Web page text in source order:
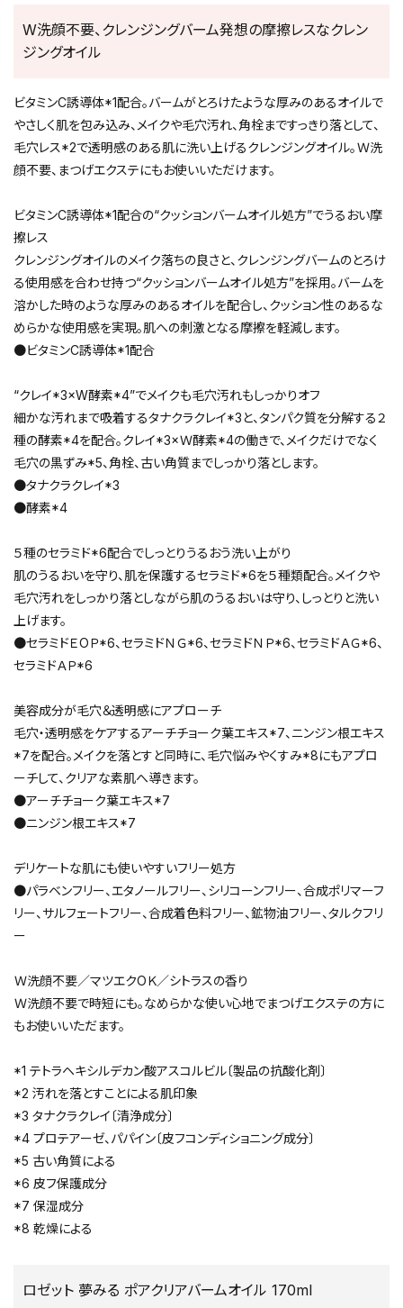
W洗顔不要、クレンジングバーム発想の摩擦レスなクレン
ジングオイル
ビタミンC誘導体*1配合。バームがとろけたような厚みのあるオイルで
やさしく肌を包み込み、メイクや毛穴汚れ、角栓まですっきり落として、
毛穴レス*2で透明感のある肌に洗い上げるクレンジングオイル。Ｗ洗
顔不要、まつげエクステにもお使いいただけます。
ビタミンC誘導体*1配合の“クッションバームオイル処方”でうるおい摩
擦レス
クレンジングオイルのメイク落ちの良さと、クレンジングバームのとろけ
る使用感を合わせ持つ“クッションバームオイル処方”を採用。バームを
溶かした時のような厚みのあるオイルを配合し、クッション性のあるな
めらかな使用感を実現。肌への刺激となる摩擦を軽減します。
●ビタミンC誘導体*1配合
“クレイ*3×W酵素*4”でメイクも毛穴汚れもしっかりオフ
細かな汚れまで吸着するタナクラクレイ*3と、タンパク質を分解する２
種の酵素*4を配合。クレイ*3×Ｗ酵素*4の働きで、メイクだけでなく
毛穴の黒ずみ*5、角栓、古い角質までしっかり落とします。
●タナクラクレイ*3
●酵素*4
５種のセラミド*6配合でしっとりうるおう洗い上がり
肌のうるおいを守り、肌を保護するセラミド*6を５種類配合。メイクや
毛穴汚れをしっかり落としながら肌のうるおいは守り、しっとりと洗い
上げます。
●セラミドＥОＰ*6、セラミドＮＧ*6、セラミドＮＰ*6、セラミドＡＧ*6、
セラミドＡＰ*6
美容成分が毛穴＆透明感にアプローチ
毛穴・透明感をケアするアーチチョーク葉エキス*7、ニンジン根エキス
*7を配合。メイクを落とすと同時に、毛穴悩みやくすみ*8にもアプロ
ーチして、クリアな素肌へ導きます。
●アーチチョーク葉エキス*7
●ニンジン根エキス*7
デリケートな肌にも使いやすいフリー処方
●パラベンフリー、エタノールフリー、シリコーンフリー、合成ポリマーフ
リー、サルフェートフリー、合成着色料フリー、鉱物油フリー、タルクフリ
ー
Ｗ洗顔不要／マツエクOＫ／シトラスの香り
Ｗ洗顔不要で時短にも。なめらかな使い心地でまつげエクステの方に
もお使いいただます。
*1 テトラヘキシルデカン酸アスコルビル〔製品の抗酸化剤〕
*2 汚れを落とすことによる肌印象
*3 タナクラクレイ〔清浄成分〕
*4 プロテアーゼ、パパイン〔皮フコンディショニング成分〕
*5 古い角質による
*6 皮フ保護成分
*7 保湿成分
*8 乾燥による
ロゼット 夢みる ポアクリアバームオイル 170ml